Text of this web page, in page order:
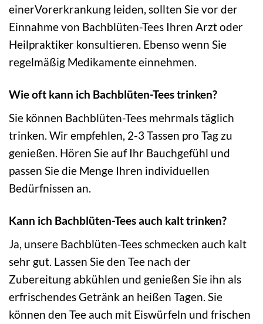
einerVorerkrankung leiden, sollten Sie vor der
Einnahme von Bachblüten-Tees Ihren Arzt oder
Heilpraktiker konsultieren. Ebenso wenn Sie
regelmäßig Medikamente einnehmen.
Wie oft kann ich Bachblüten-Tees trinken?
Sie können Bachblüten-Tees mehrmals täglich
trinken. Wir empfehlen, 2-3 Tassen pro Tag zu
genießen. Hören Sie auf Ihr Bauchgefühl und
passen Sie die Menge Ihren individuellen
Bedürfnissen an.
Kann ich Bachblüten-Tees auch kalt trinken?
Ja, unsere Bachblüten-Tees schmecken auch kalt
sehr gut. Lassen Sie den Tee nach der
Zubereitung abkühlen und genießen Sie ihn als
erfrischendes Getränk an heißen Tagen. Sie
können den Tee auch mit Eiswürfeln und frischen